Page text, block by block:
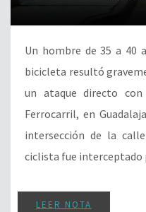
Un hombre de 35 a 40
bicicleta resultó
un ataque directo
Ferrocarril, en
intersección de la
ciclista fue
LEER NOTA